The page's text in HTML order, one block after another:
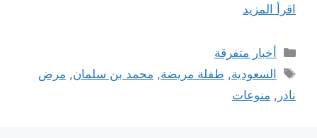
اقرأ المزيد
التصنيفات
أخبار متفرقة
الوسوم
السعودية, طفلة مريضة, محمد بن سلمان, مرض
نادر , منوعات